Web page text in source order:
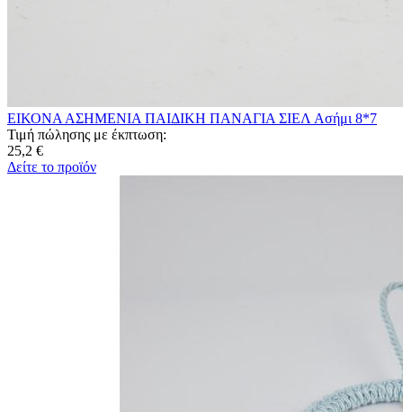
ΕΙΚΟΝΑ ΑΣΗΜΕΝΙΑ ΠΑΙΔΙΚΗ ΠΑΝΑΓΙΑ ΣΙΕΛ Ασήμι 8*7
Τιμή πώλησης με έκπτωση:
25,2 €
Δείτε το προϊόν